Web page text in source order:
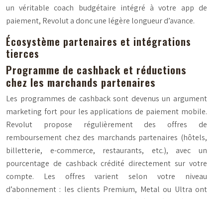
un véritable coach budgétaire intégré à votre app de
paiement, Revolut a donc une légère longueur d’avance.
Écosystème partenaires et intégrations
tierces
Programme de cashback et réductions
chez les marchands partenaires
Les programmes de cashback sont devenus un argument
marketing fort pour les applications de paiement mobile.
Revolut propose régulièrement des offres de
remboursement chez des marchands partenaires (hôtels,
billetterie, e-commerce, restaurants, etc.), avec un
pourcentage de cashback crédité directement sur votre
compte. Les offres varient selon votre niveau
d’abonnement : les clients Premium, Metal ou Ultra ont